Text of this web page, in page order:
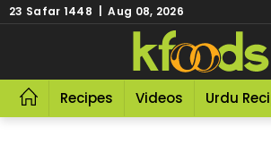
23 Safar 1448 | Aug 08, 2026
Recipes Videos Urdu